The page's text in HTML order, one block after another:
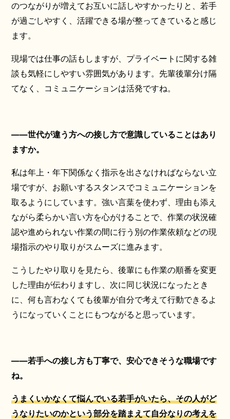
のつながりが増えてお互いに話しやすかったりと、若手
が過ごしやすく、活躍できる場が整ってきていると感じ
ます。
現場では仕事の話もしますが、プライベートに関する雑
談も気軽にしやすい雰囲気があります。先輩後輩分け隔
てなく、コミュニケーションは活発ですね。
――世代が違う方への接し方で意識していることはあり
ますか。
私は年上・年下関係なく指示を出さなければならない立
場ですが、お願いするスタンスでコミュニケーションを
取るようにしています。強い言葉を使わず、理由も添え
ながら柔らかい言い方を心がけることで、作業の状況確
認や進められない作業の間に行う別の作業依頼などの現
場指示のやり取りがスムーズに進みます。
こうしたやり取りを見たら、後輩にも作業の順番を変更
した理由が伝わりますし、次に同じ状況になったとき
に、何も言わなくても後輩が自分で考えて行動できるよ
うになっていくことにもつながると思っています。
――若手への接し方も丁寧で、安心できそうな職場です
ね。
うまくいかなくて悩んでいる若手がいたら、その人がど
うなりたいのかという部分を踏まえて自分なりの考えを